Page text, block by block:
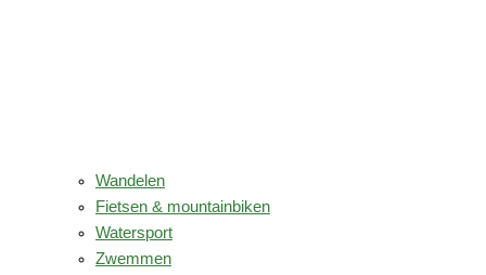
Wandelen
Fietsen & mountainbiken
Watersport
Zwemmen